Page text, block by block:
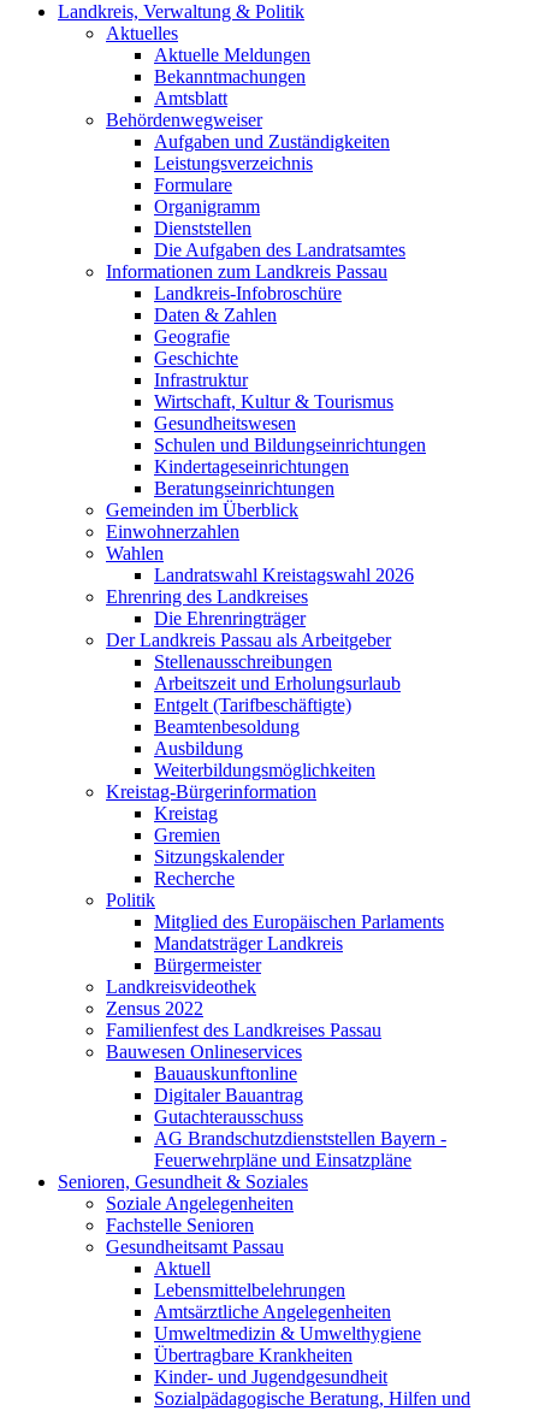
Landkreis, Verwaltung & Politik
Aktuelles
Aktuelle Meldungen
Bekanntmachungen
Amtsblatt
Behördenwegweiser
Aufgaben und Zuständigkeiten
Leistungsverzeichnis
Formulare
Organigramm
Dienststellen
Die Aufgaben des Landratsamtes
Informationen zum Landkreis Passau
Landkreis-Infobroschüre
Daten & Zahlen
Geografie
Geschichte
Infrastruktur
Wirtschaft, Kultur & Tourismus
Gesundheitswesen
Schulen und Bildungseinrichtungen
Kindertageseinrichtungen
Beratungseinrichtungen
Gemeinden im Überblick
Einwohnerzahlen
Wahlen
Landratswahl Kreistagswahl 2026
Ehrenring des Landkreises
Die Ehrenringträger
Der Landkreis Passau als Arbeitgeber
Stellenausschreibungen
Arbeitszeit und Erholungsurlaub
Entgelt (Tarifbeschäftigte)
Beamtenbesoldung
Ausbildung
Weiterbildungsmöglichkeiten
Kreistag-Bürgerinformation
Kreistag
Gremien
Sitzungskalender
Recherche
Politik
Mitglied des Europäischen Parlaments
Mandatsträger Landkreis
Bürgermeister
Landkreisvideothek
Zensus 2022
Familienfest des Landkreises Passau
Bauwesen Onlineservices
Bauauskunftonline
Digitaler Bauantrag
Gutachterausschuss
AG Brandschutzdienststellen Bayern -
Feuerwehrpläne und Einsatzpläne
Senioren, Gesundheit & Soziales
Soziale Angelegenheiten
Fachstelle Senioren
Gesundheitsamt Passau
Aktuell
Lebensmittelbelehrungen
Amtsärztliche Angelegenheiten
Umweltmedizin & Umwelthygiene
Übertragbare Krankheiten
Kinder- und Jugendgesundheit
Sozialpädagogische Beratung, Hilfen und